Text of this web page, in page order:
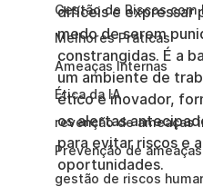
Gestão de Riscos com
Melhores Práticas
Ameaças Internas
Ética da IA
revenção de ameaças
Prevenção de
gestão de riscos
difíceis e expressar
medo de serem
constrangidas. É a
um ambiente de
ético e inovador,
os alertas
para evitar riscos e
oportunidades.